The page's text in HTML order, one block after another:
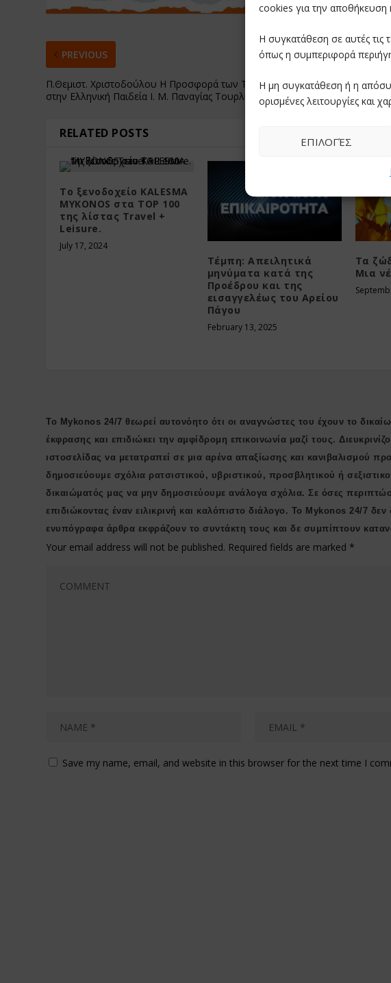
cookies για την
Η συγκατάθεση σε αυτές τις
όπως η συμπεριφορά
Η μη συγκατάθεση ή η
ορισμένες λειτουργίες και
ΕΠΙΛΟΓΈΣ
PREVIOUS
Π.Θεμιστ. Χριστοδούλου Η Προσφορά των Τριών Ιεραρχών
στην Ελληνική Παιδεία Ι. Μ. Παναγίας Τουρλιανής (βίντεο)
RELATED POSTS
Το ξενοδοχείο KALESMA
MYKONOS στα TOP 100
της λίστας Travel +
Leisure.
July 17, 2024
Τέμπη: Απειλητικά
μηνύματα κατά της
Προέδρου και της
εισαγγελέως του Αρείου
Πάγου
February 13, 2025
Τα
Μια
Το Mykonos 24/7 θεωρεί αυτονόητο ότι οι αναγνώστες του έχουν το
έκφρασης και επιδιώκει την αμφίδρομη επικοινωνία μαζί τους.
ιστοσελίδας να μετατραπεί σε μια αρένα απαξίωσης και κανιβαλισμού
δημοσιεύουμε σχόλια ρατσιστικού, υβριστικού, προσβλητικού ή
δικαιώματός μας να μην δημοσιεύουμε ανάλογα σχόλια. Σε όσες
επιδιώκοντας έναν ειλικρινή και καλόπιστο διάλογο. Το Μykonos 24/7
ενυπόγραφα άρθρα εκφράζουν το συντάκτη τους και δε συμπίπτουν
Your email address will not be published. Required fields are marked *
Save my name, email, and website in this browser for the next time I